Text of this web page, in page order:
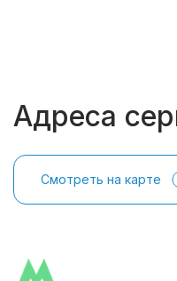
Адреса
Смотреть на карте